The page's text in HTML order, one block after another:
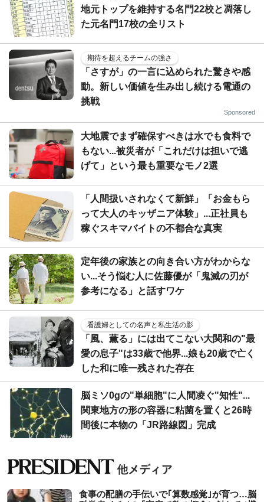
地元トップを維持する名門22校と凋落し
た元名門17校の全リスト
期待を超えるチームの強さ
「さすが」の一言に込められた驚きや感
動。新しい価値を生み出し続ける電通の
挑戦
Sponsored
大地震でまず確保すべきは水でも食料で
もない...被災者が「これだけは担いで逃
げて」という最も重要なモノ2選
「人間扱いされなくて新鮮」「お金もら
って大人のキッザニア体験」...正社員も
稼ぐスキマバイトの不都合な真実
定年後の家族との向き合い方がわからな
い...そう悩む人に佐藤優が「鬼滅の刃が
参考になる」と話すワケ
看護婦としての名声と私生活の影
「風、薫る」には出てこない大関和の"最
愛の息子"は33歳で他界...娘も20歳で亡く
した和に唯一残された存在
脳ミソ0gの"単細胞"に人間凌ぐ"知性"...
関東地方の形の容器に粘菌を置くと26時
間後に本物の「JR路線図」完成
食事の配膳の手伝いで｢算数感覚｣が育つ…脳